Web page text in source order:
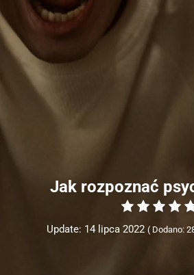
Jak rozpoznać
Update: 14 lipca 2022 Dodano: